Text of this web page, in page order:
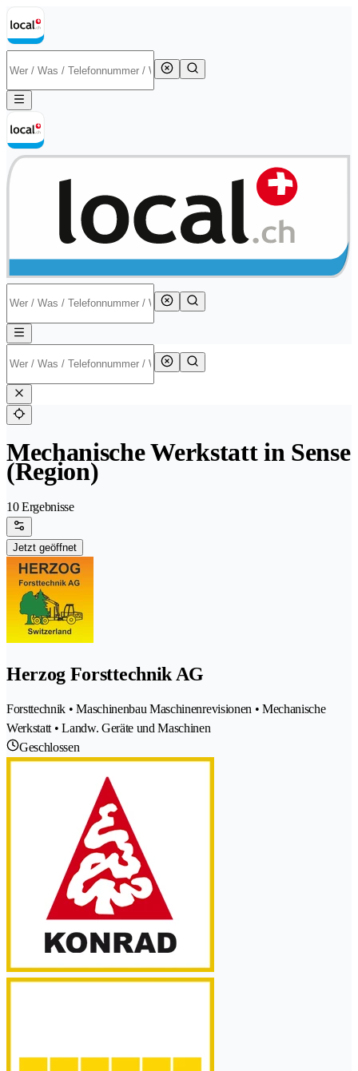
Mechanische Werkstatt in Sense
(Region)
10 Ergebnisse
Jetzt geöffnet
Herzog Forsttechnik AG
Forsttechnik • Maschinenbau Maschinenrevisionen • Mechanische
Werkstatt • Landw. Geräte und Maschinen
Geschlossen